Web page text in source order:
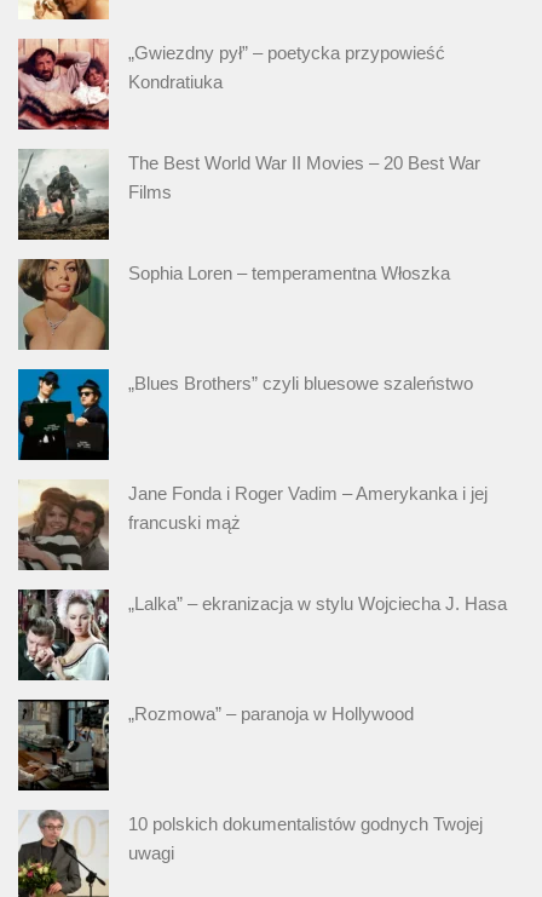
„Gwiezdny pył” – poetycka przypowieść
Kondratiuka
The Best World War II Movies – 20 Best War
Films
Sophia Loren – temperamentna Włoszka
„Blues Brothers” czyli bluesowe szaleństwo
Jane Fonda i Roger Vadim – Amerykanka i jej
francuski mąż
„Lalka” – ekranizacja w stylu Wojciecha J. Hasa
„Rozmowa” – paranoja w Hollywood
10 polskich dokumentalistów godnych Twojej
uwagi